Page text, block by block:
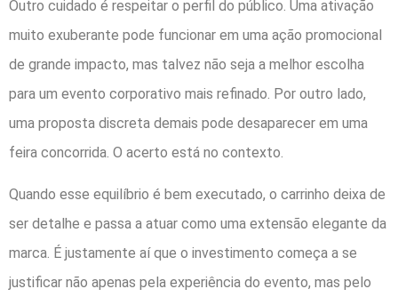
Outro cuidado é respeitar o perfil do público. Uma ativação
muito exuberante pode funcionar em uma ação promocional
de grande impacto, mas talvez não seja a melhor escolha
para um evento corporativo mais refinado. Por outro lado,
uma proposta discreta demais pode desaparecer em uma
feira concorrida. O acerto está no contexto.
Quando esse equilíbrio é bem executado, o carrinho deixa de
ser detalhe e passa a atuar como uma extensão elegante da
marca. É justamente aí que o investimento começa a se
justificar não apenas pela experiência do evento, mas pelo